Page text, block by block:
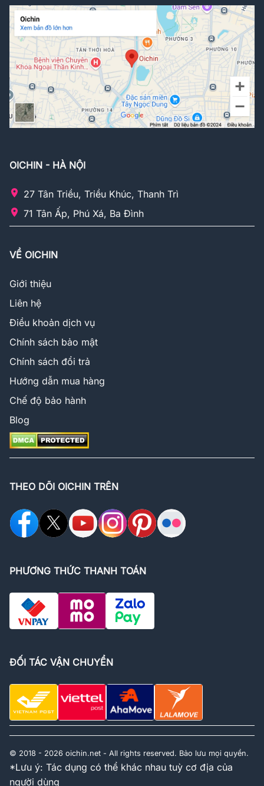
OICHIN - HÀ NỘI
27 Tân Triều, Triều Khúc, Thanh Trì
71 Tân Ấp, Phú Xá, Ba Đình
VỀ OICHIN
Giới thiệu
Liên hệ
Điều khoản dịch vụ
Chính sách bảo mật
Chính sách đổi trả
Hướng dẫn mua hàng
Chế độ bảo hành
Blog
THEO DÕI OICHIN TRÊN
PHƯƠNG THỨC THANH TOÁN
ĐỐI TÁC VẬN CHUYỂN
© 2018 - 2026 oichin.net - All rights reserved. Bảo lưu mọi quyền.
*Lưu ý: Tác dụng có thể khác nhau tuỳ cơ địa của
người dùng